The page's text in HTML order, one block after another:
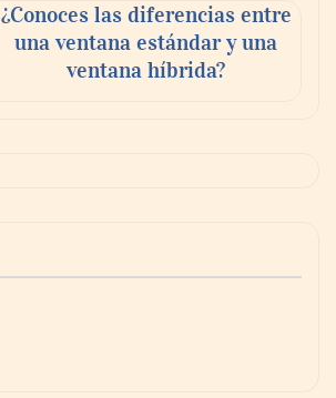
¿Conoces las diferencias entre
una ventana estándar y una
ventana híbrida?